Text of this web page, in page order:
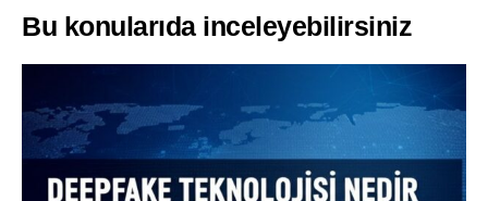
Bu konularıda inceleyebilirsiniz